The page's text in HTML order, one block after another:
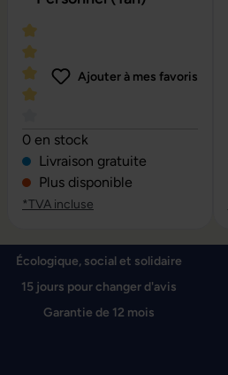
Note moyenne de 4 sur 5 étoiles
Ajouter à mes favoris
0 en stock
Livraison gratuite
Plus disponible
*TVA incluse
Écologique, social et solidaire
15 jours pour changer d'avis
Garantie de 12 mois